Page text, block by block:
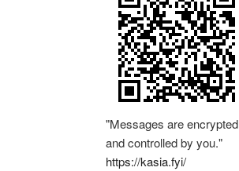
"Messages are encrypted
and controlled by you."
https://kasia.fyi/